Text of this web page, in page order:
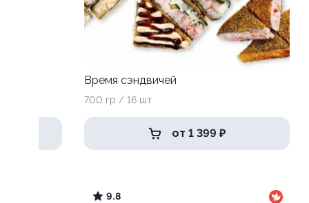
Время сэндвичей
700 гр / 16 шт
от 1 399 ₽
9.8